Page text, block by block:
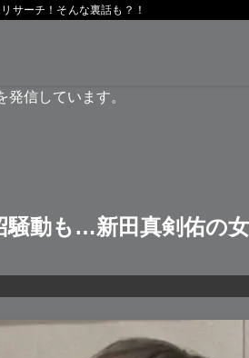
サーチ！そんな裏話も？！
信しています。
騒動も…新田真剣佑の